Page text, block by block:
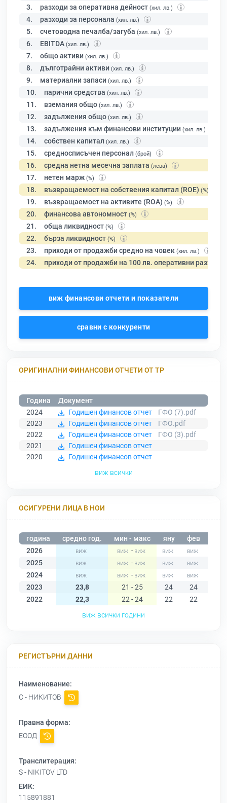
3. разходи за оперативна дейност (хил. лв.)
4. разходи за персонала (хил. лв.)
5. счетоводна печалба/загуба (хил. лв.)
6. EBITDA (хил. лв.)
7. общо активи (хил. лв.)
8. дълготрайни активи (хил. лв.)
9. материални запаси (хил. лв.)
10. парични средства (хил. лв.)
11. вземания общо (хил. лв.)
12. задължения общо (хил. лв.)
13. задължения към финансови институции (хил. лв.)
14. собствен капитал (хил. лв.)
15. средносписъчен персонал (брой)
16. средна нетна месечна заплата (лева)
17. нетен марж (%)
18. възвращаемост на собствения капитал (ROE) (%)
19. възвращаемост на активите (ROA) (%)
20. финансова автономност (%)
21. обща ликвидност (%)
22. бърза ликвидност (%)
23. приходи от продажби средно на човек (хил. лв.)
24. приходи от продажби на 100 лв. оперативни разходи
виж финансови отчети и показатели
сравни с конкуренти
ОРИГИНАЛНИ ФИНАНСОВИ ОТЧЕТИ ОТ ТР
Година
Документ
2024
Годишен финансов отчет
ГФО (7).pdf
2023
Годишен финансов отчет
ГФО.pdf
2022
Годишен финансов отчет
ГФО (3).pdf
2021
Годишен финансов отчет
2020
Годишен финансов отчет
виж всички
ОСИГУРЕНИ ЛИЦА В НОИ
година средно год. мин - макс яну фев
2026
-
2025
-
2024
-
2023
23,8 21 - 25 24 24
2022
22,3 22 - 24 22 22
виж всички години
РЕГИСТЪРНИ ДАННИ
Наименование:
С - НИКИТОВ
Правна форма:
ЕООД
Транслитерация:
S - NIKITOV LTD
ЕИК:
115891881